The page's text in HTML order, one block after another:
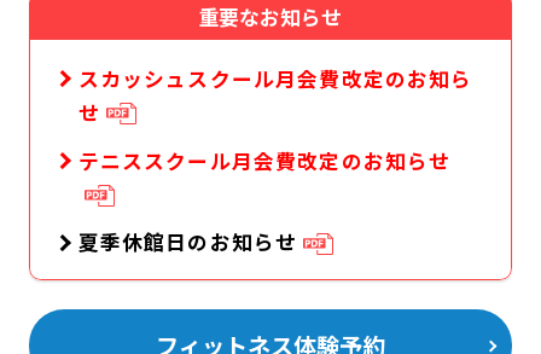
重要なお知らせ
スカッシュスクール月会費改定のお知ら
せ
テニススクール月会費改定のお知らせ
夏季休館日のお知らせ
フィットネス体験予約